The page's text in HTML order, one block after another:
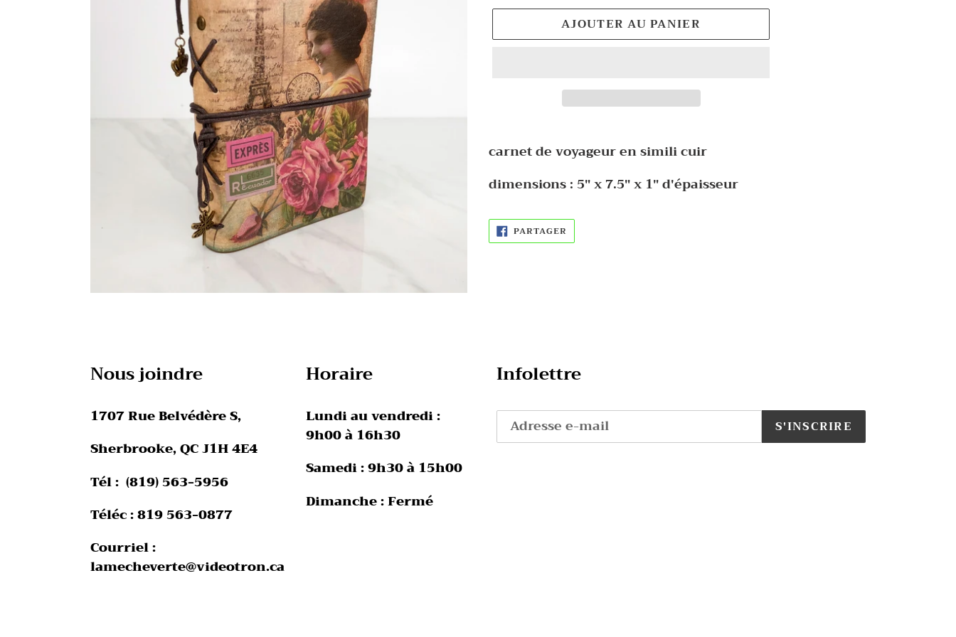
AJOUTER AU PANIER
d'un
à
panier
carnet de voyageur en simili cuir
dimensions : 5" x 7.5" x 1" d'épaisseur
PARTAGER
FACEBOOK
Nous joindre
1707 Rue Belvédère S,
Sherbrooke, QC J1H 4E4
Tél : (819) 563-5956
Téléc : 819 563-0877
Courriel :
lamecheverte@videotron.ca
Horaire
Lundi au vendredi :
9h00 à 16h30
Samedi : 9h30 à 15h00
Dimanche : Fermé
Infolettre
S'INSCRIRE